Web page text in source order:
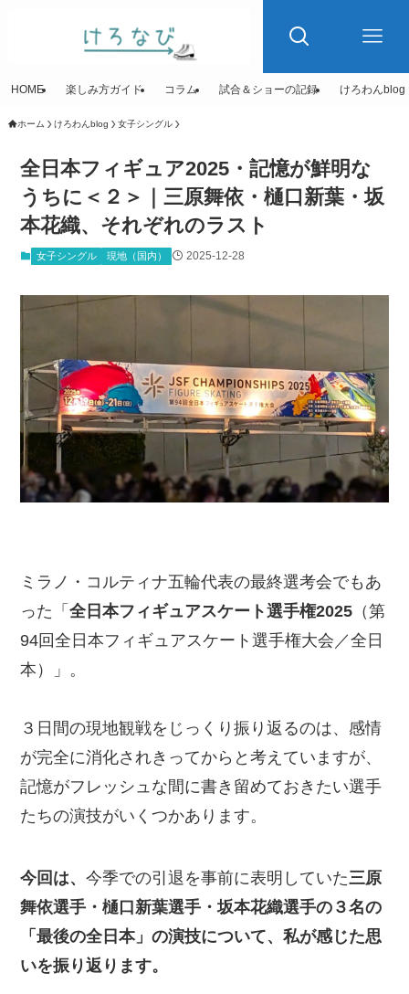
HOME 楽しみ方ガイド コラム 試合＆ショーの記録 けろわんblog
ホーム けろわんblog 女子シングル
全日本フィギュア2025・記憶が鮮明な
うちに＜２＞｜三原舞依・樋口新葉・坂
本花織、それぞれのラスト
女子シングル 現地（国内） 2025-12-28
ミラノ・コルティナ五輪代表の最終選考会でもあ
った「全日本フィギュアスケート選手権2025 （第
94回全日本フィギュアスケート選手権大会／全日
本）」。
３日間の現地観戦をじっくり振り返るのは、感情
が完全に消化されきってからと考えていますが、
記憶がフレッシュな間に書き留めておきたい選手
たちの演技がいくつかあります。
今回は、今季での引退を事前に表明していた三原
舞依選手・樋口新葉選手・坂本花織選手の３名の
「最後の全日本」の演技について、私が感じた思
いを振り返ります。